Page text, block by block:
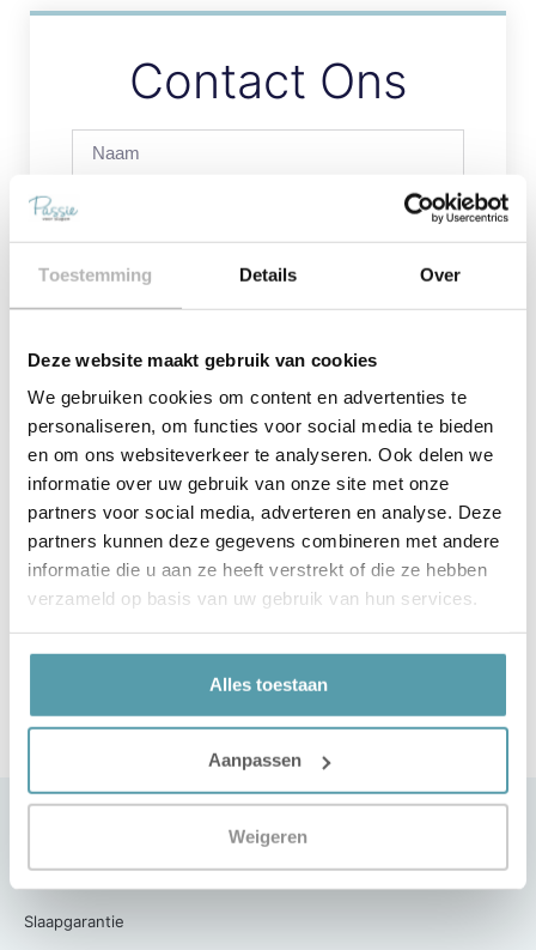
Toestemming Details Over
Deze website maakt gebruik van cookies
We gebruiken cookies om content en advertenties te
personaliseren, om functies voor social media te bieden
en om ons websiteverkeer te analyseren. Ook delen we
informatie over uw gebruik van onze site met onze
partners voor social media, adverteren en analyse. Deze
partners kunnen deze gegevens combineren met andere
informatie die u aan ze heeft verstrekt of die ze hebben
verzameld op basis van uw gebruik van hun services.
Alles toestaan
Aanpassen
Weigeren
Contact Ons
Verstuur
Vorige
Welke Kwaliteit Dekbedovertrek Past Bij Mij?
Volgende
Welke Kwaliteit Hoeslaken Past Bij Mij?
Slaapgarantie